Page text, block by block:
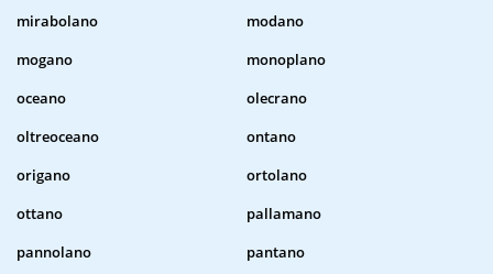
mirabolano
modano
mogano
monoplano
oceano
olecrano
oltreoceano
ontano
origano
ortolano
ottano
pallamano
pannolano
pantano